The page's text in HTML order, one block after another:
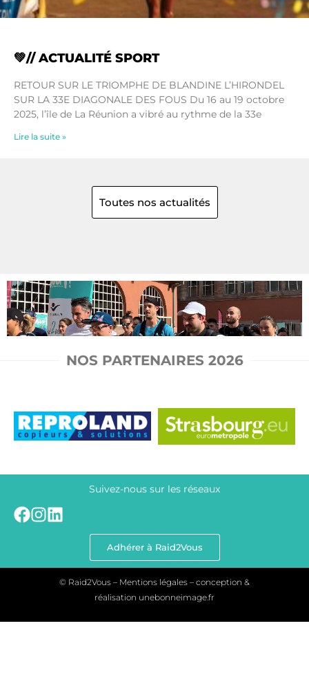
💚// ACTUALITÉ SPORT
RETOUR SUR LE TRIOMPHE DE BLANDINE L’HIRONDEL
SUR LA 33E DIAGONALE DES FOUS Du 16 au 19 octobre
2025, l’île de La Réunion a vibré au rythme de la 33e
Lire la suite »
Toutes nos actualités
NOS PARTENAIRES 2026
Suivez-nous sur les réseaux
Adhérer à Raid2Vous
© Raid2Vous – Mentions légales – conception &
réalisation unebonneimage.fr